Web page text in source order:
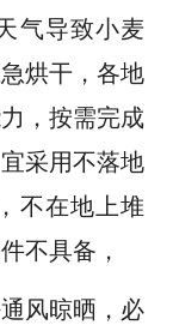
气导致小麦
烘干，各地
，按需完成
采用不落地
不在地上堆
不具备，
风晾晒，必